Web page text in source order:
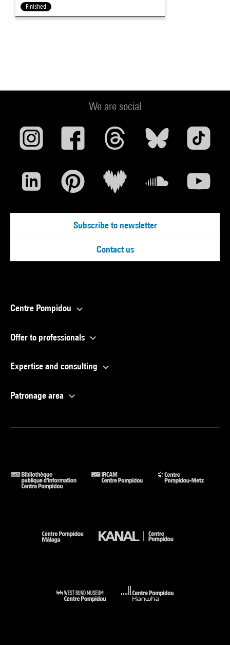
Finished
We are social
Subscribe to newsletter
Contact us
Centre Pompidou
Offer to professionals
Expertise and consulting
Patronage area